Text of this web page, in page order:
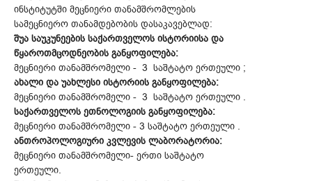
ინსტიტუტში მეცნიერი თანამშრომლების
სამეცნიერო თანამდებობის დასაკავებლად:
შუა საუკუნეების საქართველოს ისტორიისა და
წყაროთმცოდნეობის განყოფილება:
მეცნიერი თანამშრომელი - 3 საშტატო ერთეული ;
ახალი და უახლესი ისტორიის განყოფილება:
მეცნიერი თანამშრომელი - 3 საშტატო ერთეული .
საქართველოს ეთნოლოგიის განყოფილება:
მეცნიერი თანამშრომელი - 3 საშტატო ერთეული .
ანთროპოლოგიური კვლევის ლაბორატორია:
მეცნიერი თანამშრომელი- ერთი საშტატო
ერთეული.